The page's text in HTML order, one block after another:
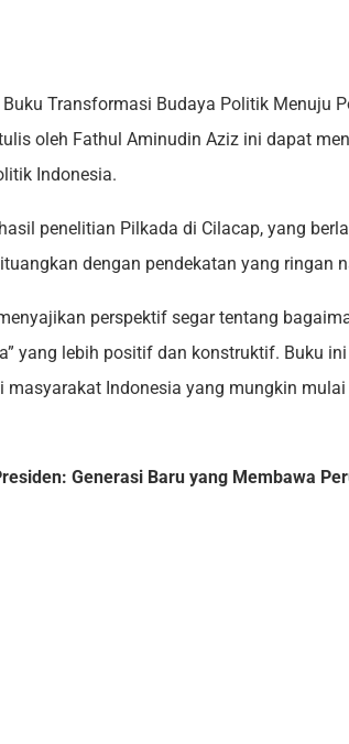
Transformasi Budaya Politik Menuju
oleh Fathul Aminudin Aziz ini dapat
Indonesia.
penelitian Pilkada di Cilacap, yang
dengan pendekatan yang ringan
perspektif segar tentang
yang lebih positif dan konstruktif. Buku
masyarakat Indonesia yang mungkin
Generasi Baru yang Membawa